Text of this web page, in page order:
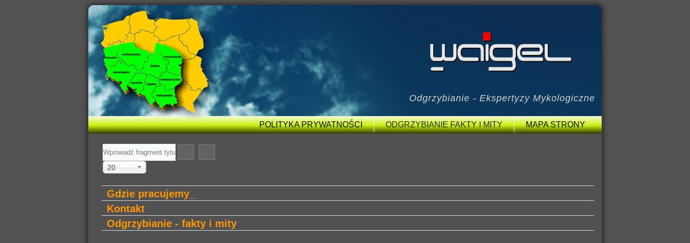
Odgrzybianie - Ekspertyzy Mykologiczne
POLITYKA PRYWATNOŚCI ODGRZYBIANIE FAKTY I MITY MAPA STRONY
Wprowadź
fragment
tytułu
Pokaż
#
20
Gdzie pracujemy_
Kontakt
Odgrzybianie - fakty i mity